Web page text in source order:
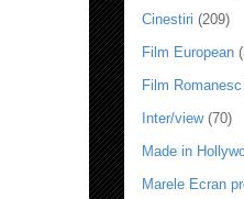
Cinestiri (209)
Film European
Film Romanesc
Inter/view (70)
Made in
Marele Ecran